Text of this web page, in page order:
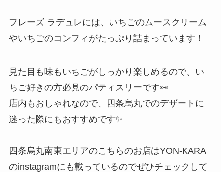
フレーズ ラデュレには、いちごのムースクリーム
やいちごのコンフィがたっぷり詰まっています！
見た目も味もいちごがしっかり楽しめるので、い
ちご好きの方必見のパティスリーです👀
店内もおしゃれなので、四条烏丸でのデザートに
迷った際にもおすすめです✨
四条烏丸南東エリアのこちらのお店はYON-KARA
のinstagramにも載っているのでぜひチェックして